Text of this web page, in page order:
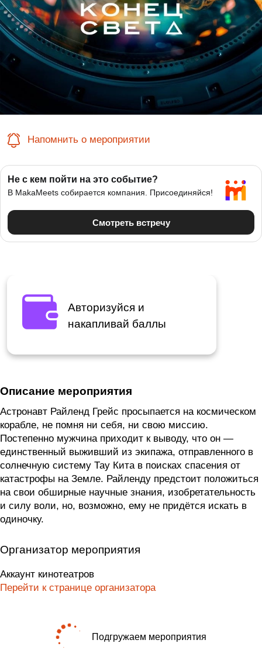
Напомнить о мероприятии
Авторизуйся и
накапливай баллы
Описание мероприятия
Астронавт Райленд Грейс просыпается на космическом
корабле, не помня ни себя, ни свою миссию.
Постепенно мужчина приходит к выводу, что он —
единственный выживший из экипажа, отправленного в
солнечную систему Тау Кита в поисках спасения от
катастрофы на Земле. Райленду предстоит положиться
на свои обширные научные знания, изобретательность
и силу воли, но, возможно, ему не придётся искать в
одиночку.
Организатор мероприятия
Аккаунт кинотеатров
Перейти к странице организатора
Подгружаем мероприятия